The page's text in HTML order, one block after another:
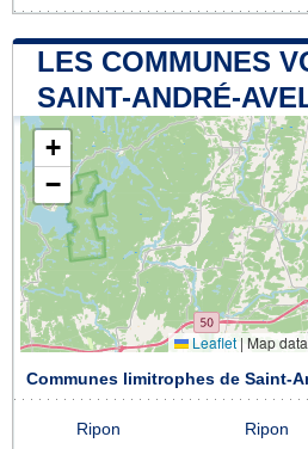
LES COMMUNES
SAINT-ANDRÉ-
+
−
Leaflet | Map
Communes limitrophes de Saint-
Ripon Ripon